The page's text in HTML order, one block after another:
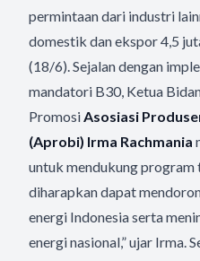
permintaan dari industri
domestik dan ekspor 4,5
(18/6). Sejalan dengan
mandatori B30, Ketua
PromosiAsosiasi
(Aprobi) Irma Rachmania
untuk mendukung
diharapkan dapat
energi Indonesia serta
energi nasional,” ujar Irma.